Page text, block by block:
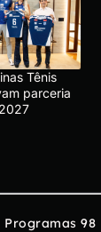
Tênis
parceria
Programas 98